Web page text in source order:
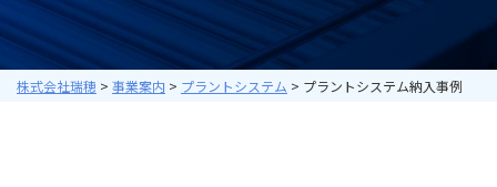
プラントシステム
海外ビジネス
取り扱いメーカー
株式会社瑞穂 > 事業案内 > プラントシステム > プラントシステム納入事例